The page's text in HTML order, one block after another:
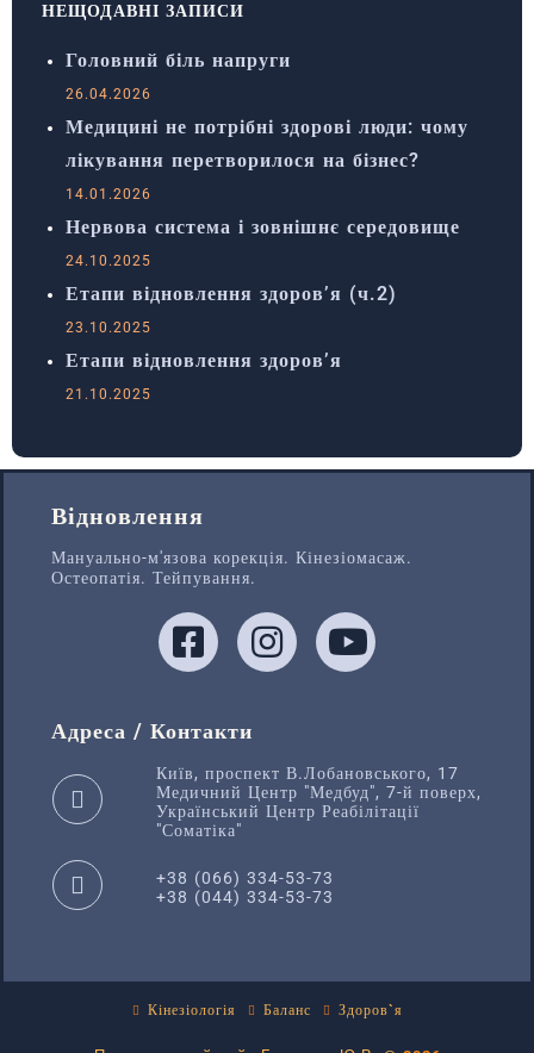
НЕЩОДАВНІ ЗАПИСИ
Головний біль напруги
26.04.2026
Медицині не потрібні здорові люди: чому
лікування перетворилося на бізнес?
14.01.2026
Нервова система і зовнішнє середовище
24.10.2025
Етапи відновлення здоров’я (ч.2)
23.10.2025
Етапи відновлення здоров’я
21.10.2025
Відновлення
Мануально-м'язова корекція. Кінезіомасаж.
Остеопатія. Тейпування.
Адреса / Контакти
Київ, проспект В.Лобановського, 17
Медичний Центр "Медбуд", 7-й поверх,
Український Центр Реабілітації
"Соматіка"
+38 (066) 334-53-73
+38 (044) 334-53-73
Кінезіологія Баланс Здоров`я